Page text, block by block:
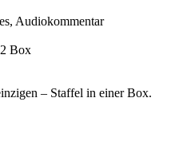
Audiokommentar
Box
– Staffel in einer Box.